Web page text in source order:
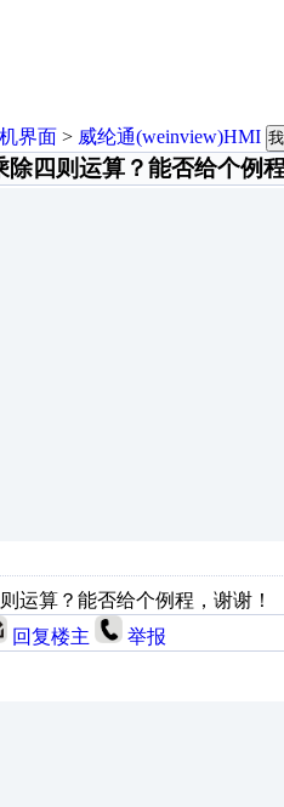
界面 > 威纶通(weinview)HMI
四则运算？能否给个例
运算？能否给个例程，谢谢！
回复楼主 举报